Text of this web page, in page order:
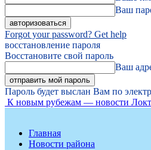
Ваш
Forgot your password? Get help
восстановление пароля
Восстановите свой пароль
Ваш
Пароль будет выслан Вам по
К новым рубежам — новости
Главная
Новости района